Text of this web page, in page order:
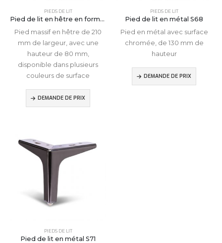
PIEDS DE LIT
Pied de lit en hêtre en forme de L
Pied massif en hêtre de 210
mm de largeur, avec une
hauteur de 80 mm,
disponible dans plusieurs
couleurs de surface
DEMANDE DE PRIX
PIEDS DE LIT
Pied de lit en métal S68
Pied en métal avec surface
chromée, de 130 mm de
hauteur
DEMANDE DE PRIX
PIEDS DE LIT
Pied de lit en métal S71